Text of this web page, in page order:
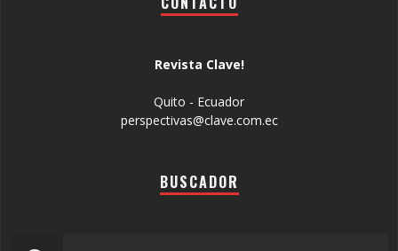
Revista Clave!
Quito - Ecuador
perspectivas@clave.com.ec
BUSCADOR